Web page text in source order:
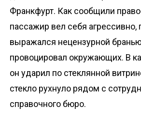
Франкфурт. Как сообщили
пассажир вел себя агрессивно,
выражался нецензурной
провоцировал окружающих. В
он ударил по стеклянной
стекло рухнуло рядом с
справочного бюро.